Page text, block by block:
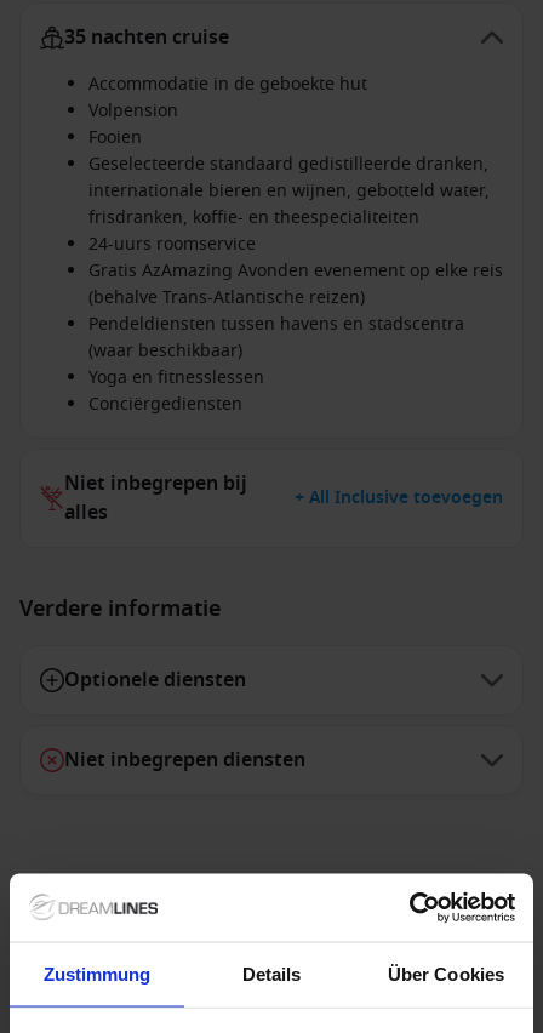
Zustimmung Details Über Cookies
35 nachten cruise
Accommodatie in de geboekte hut
Volpension
Fooien
Geselecteerde standaard gedistilleerde dranken,
internationale bieren en wijnen, gebotteld water,
frisdranken, koffie- en theespecialiteiten
24-uurs roomservice
Gratis AzAmazing Avonden evenement op elke reis
(behalve Trans-Atlantische reizen)
Pendeldiensten tussen havens en stadscentra
(waar beschikbaar)
Yoga en fitnesslessen
Conciërgediensten
Niet inbegrepen bij
alles
+ All Inclusive toevoegen
Verdere informatie
Optionele diensten
Niet inbegrepen diensten
Speciale aanbiedingen
Azamara - Ontvang tot $ 1000 boordtegoed